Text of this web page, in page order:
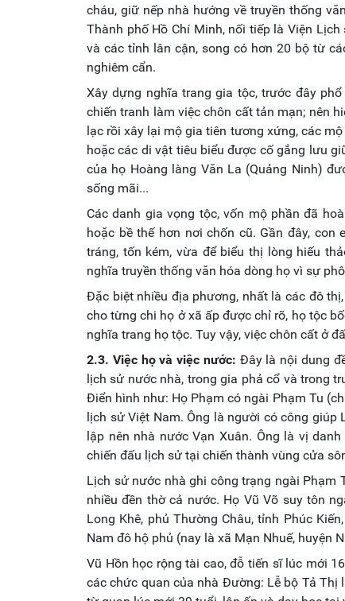
cháu, giữ nếp nhà hướng về truyền thống
Thành phố Hồ Chí Minh, nối tiếp là Viện
và các tỉnh lân cận, song có hơn 20 bộ từ
nghiêm cẩn.
Xây dựng nghĩa trang gia tộc, trước đây
chiến tranh làm việc chôn cất tản mạn; nên
lạc rồi xây lại mộ gia tiên tương xứng, các
hoặc các di vật tiêu biểu được cố gắng lưu
của họ Hoàng làng Văn La (Quảng Ninh)
sống mãi...
Các danh gia vọng tộc, vốn mộ phần đã
hoặc bề thế hơn nơi chốn cũ. Gần đây,
tráng, tốn kém, vừa để biểu thị lòng hiếu
nghĩa truyền thống văn hóa dòng họ vì sự
Đặc biệt nhiều địa phương, nhất là các đô
cho từng chi họ ở xã ấp được chỉ rõ, họ tộc
nghĩa trang họ tộc. Tuy vậy, việc chôn cất ở
2.3. Việc họ và việc nước: Đây là nội dung
lịch sử nước nhà, trong gia phả cổ và trong
Điển hình như: Họ Phạm có ngài Phạm Tu
lịch sử Việt Nam. Ông là người có công
lập nên nhà nước Vạn Xuân. Ông là vị
chiến đấu lịch sử tại chiến thành vùng cửa
Lịch sử nước nhà ghi công trạng ngài Phạm
nhiều đền thờ cả nước. Họ Vũ Võ suy tôn
Long Khê, phủ Thường Châu, tỉnh Phúc
Nam đô hộ phủ (nay là xã Mạn Nhuế, huyện
Vũ Hồn học rộng tài cao, đỗ tiến sĩ lúc mới
các chức quan của nhà Đường: Lễ bộ Tả Thị